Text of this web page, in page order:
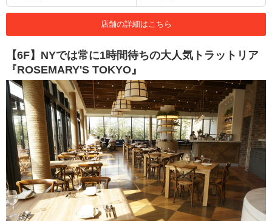
店舗の詳細はこちら
【6F】NYでは常に1時間待ちの大人気トラットリア
『ROSEMARY'S TOKYO』